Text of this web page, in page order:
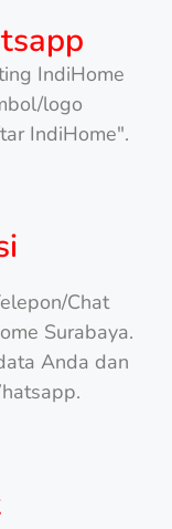
IndiHome
logo
IndiHome".
Chat
Surabaya.
Anda dan